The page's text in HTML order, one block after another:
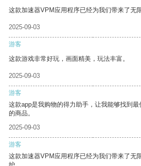
这款加速器VPM应用程序已经为我们带来了无
2025-09-03
游客
这款游戏非常好玩，画面精美，玩法丰富。
2025-09-03
游客
这款app是我购物的得力助手，让我能够找到
的商品。
2025-09-03
游客
这款加速器VPM应用程序已经为我们带来了无